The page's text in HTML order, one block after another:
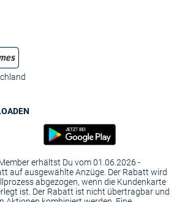
erhältst Du vom 01.06.2026 -
auf ausgewählte Anzüge. Der Rabatt wird
abgezogen, wenn die Kundenkarte
ist. Der Rabatt ist nicht übertragbar und